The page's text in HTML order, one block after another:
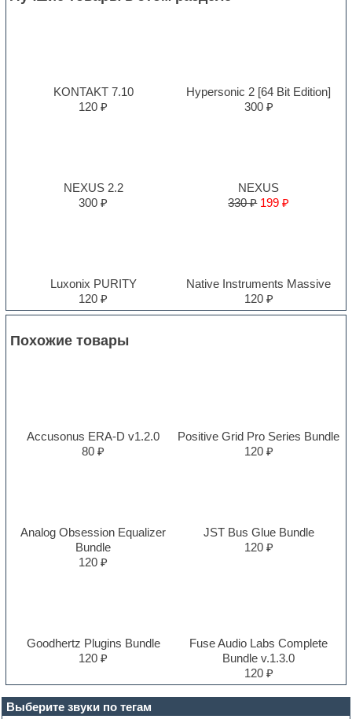
Выберите звуки по тегам
KONTAKT 7.10
120 ₽
Hypersonic 2 [64 Bit Edition]
300 ₽
NEXUS 2.2
300 ₽
NEXUS
330 ₽ 199 ₽
Luxonix PURITY
120 ₽
Native Instruments Massive
120 ₽
Похожие товары
Accusonus ERA-D v1.2.0
80 ₽
Positive Grid Pro Series Bundle
120 ₽
Analog Obsession Equalizer
Bundle
120 ₽
JST Bus Glue Bundle
120 ₽
Goodhertz Plugins Bundle
120 ₽
Fuse Audio Labs Complete
Bundle v.1.3.0
120 ₽